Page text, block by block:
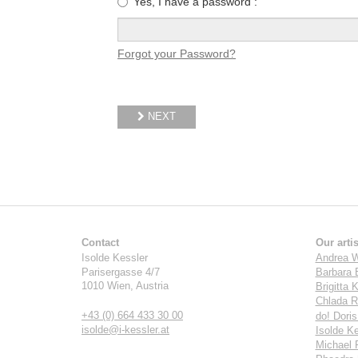
enter
your
Forgot your Password?
NEXT
Contact
Isolde Kessler
Parisergasse 4/7
1010 Wien, Austria
+43 (0) 664 433 30 00
isolde@i-kessler.at
Our
Andrea
Barbara
Brigitta
Chlada
do!
Isolde
Michael